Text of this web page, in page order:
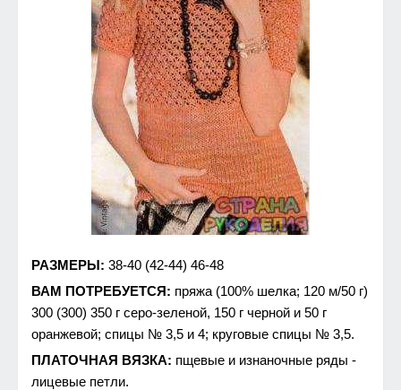
РАЗМЕРЫ: 38-40 (42-44) 46-48
ВАМ ПОТРЕБУЕТСЯ: пряжа (100% шелка; 120 м/50 г)
300 (300) 350 г серо-зеленой, 150 г черной и 50 г
оранжевой; спицы № 3,5 и 4; круговые спицы № 3,5.
ПЛАТОЧНАЯ ВЯЗКА: пщевые и изнаночные ряды -
лицевые петли.